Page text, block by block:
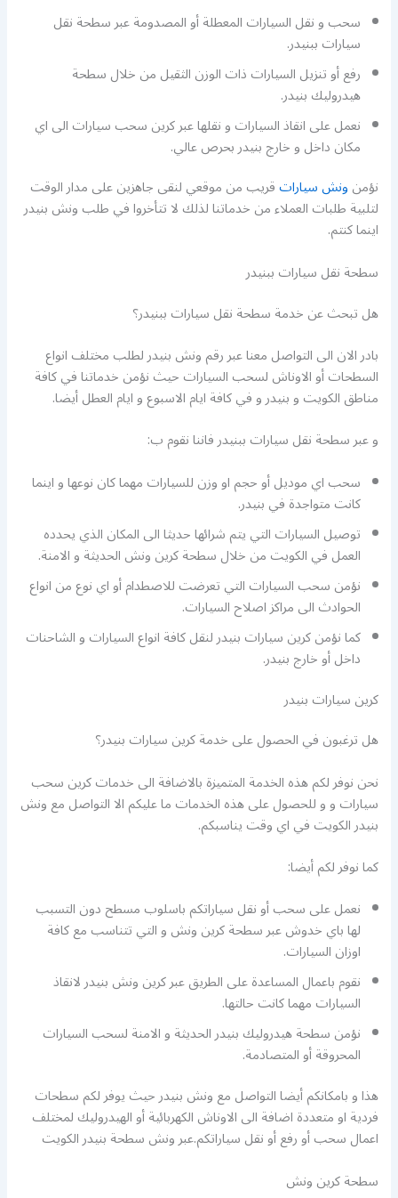
سحب و نقل السيارات المعطلة أو المصدومة عبر سطحة نقل
سيارات ببنيدر.
رفع أو تنزيل السيارات ذات الوزن الثقيل من خلال سطحة
هيدروليك بنيدر.
نعمل على انقاذ السيارات و نقلها عبر كرين سحب سيارات الى اي
مكان داخل و خارج بنيدر بحرص عالي.
نؤمنونش سياراتقريب من موقعي لنقى جاهزين على مدار الوقت
لتلبية طلبات العملاء من خدماتنا لذلك لا تتأخروا في طلب ونش بنيدر
اينما كنتم.
سطحة نقل سيارات ببنيدر
هل تبحث عن خدمة سطحة نقل سيارات ببنيدر؟
بادر الان الى التواصل معنا عبر رقم ونش بنيدر لطلب مختلف انواع
السطحات أو الاوناش لسحب السيارات حيث نؤمن خدماتنا في كافة
مناطق الكويت و بنيدر و في كافة ايام الاسبوع و ايام العطل أيضا.
و عبر سطحة نقل سيارات ببنيدر فاننا نقوم ب:
سحب اي موديل أو حجم او وزن للسيارات مهما كان نوعها و اينما
كانت متواجدة في بنيدر.
توصيل السيارات التي يتم شرائها حديثا الى المكان الذي يحدده
العمل في الكويت من خلال سطحة كرين ونش الحديثة و الامنة.
نؤمن سحب السيارات التي تعرضت للاصطدام أو اي نوع من انواع
الحوادث الى مراكز اصلاح السيارات.
كما نؤمن كرين سيارات بنيدر لنقل كافة انواع السيارات و الشاحنات
داخل أو خارج بنيدر.
كرين سيارات بنيدر
هل ترغبون في الحصول على خدمة كرين سيارات بنيدر؟
نحن نوفر لكم هذه الخدمة المتميزة بالاضافة الى خدمات كرين سحب
سيارات و و للحصول على هذه الخدمات ما عليكم الا التواصل مع ونش
بنيدر الكويت في اي وقت يناسبكم.
كما نوفر لكم أيضا:
نعمل على سحب أو نقل سياراتكم باسلوب مسطح دون التسبب
لها باي خدوش عبر سطحة كرين ونش و التي تتناسب مع كافة
اوزان السيارات.
نقوم باعمال المساعدة على الطريق عبر كرين ونش بنيدر لانقاذ
السيارات مهما كانت حالتها.
نؤمن سطحة هيدروليك بنيدر الحديثة و الامنة لسحب السيارات
المحروقة أو المتصادمة.
هذا و بامكانكم أيضا التواصل مع ونش بنيدر حيث يوفر لكم سطحات
فردية او متعددة اضافة الى الاوناش الكهربائية أو الهيدروليك لمختلف
اعمال سحب أو رفع أو نقل سياراتكم.عبر ونش سطحة بنيدر الكويت
سطحة كرين ونش